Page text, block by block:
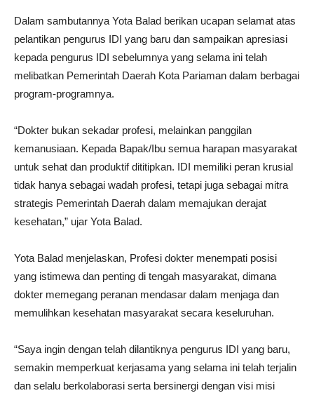
Dalam sambutannya Yota Balad berikan ucapan selamat atas
pelantikan pengurus IDI yang baru dan sampaikan apresiasi
kepada pengurus IDI sebelumnya yang selama ini telah
melibatkan Pemerintah Daerah Kota Pariaman dalam berbagai
program-programnya.
“Dokter bukan sekadar profesi, melainkan panggilan
kemanusiaan. Kepada Bapak/Ibu semua harapan masyarakat
untuk sehat dan produktif dititipkan. IDI memiliki peran krusial
tidak hanya sebagai wadah profesi, tetapi juga sebagai mitra
strategis Pemerintah Daerah dalam memajukan derajat
kesehatan,” ujar Yota Balad.
Yota Balad menjelaskan, Profesi dokter menempati posisi
yang istimewa dan penting di tengah masyarakat, dimana
dokter memegang peranan mendasar dalam menjaga dan
memulihkan kesehatan masyarakat secara keseluruhan.
“Saya ingin dengan telah dilantiknya pengurus IDI yang baru,
semakin memperkuat kerjasama yang selama ini telah terjalin
dan selalu berkolaborasi serta bersinergi dengan visi misi